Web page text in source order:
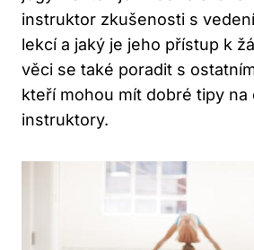
instruktor zkušenosti s
lekcí a jaký je jeho přístup k
věci se také poradit s
kteří mohou mít dobré tipy na
instruktory.